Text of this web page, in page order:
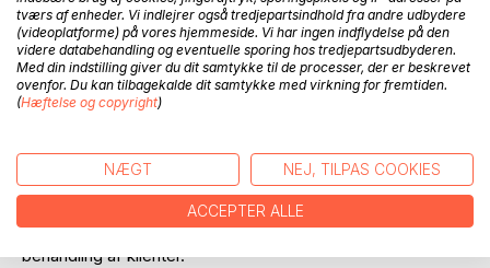
anbefalet daglig tilførelse er forældet. I stedet burde vi
indtage næringsstoffer og antioxidanter i større doser, der
kaldes optimale daglige anbefalinger eller ODA.
Bogen henvender sig til dem, som har interesse i
alternative behandlere, der har brug for en opslagsbog med
over 100 behandlingsforslag til daglige ubalancer og
sygdomme. Der gives forslag til strategier og behandling,
som de kan bruge i klinikken og i forhold til deres holistiske
behandling af klienter.
tværs af enheder. Vi indlejrer også tredjepartsindhold fra andre udbydere
(videoplatforme) på vores hjemmeside. Vi har ingen indflydelse på den
videre databehandling og eventuelle sporing hos tredjepartsudbyderen.
Med din indstilling giver du dit samtykke til de processer, der er beskrevet
ovenfor. Du kan tilbagekalde dit samtykke med virkning for fremtiden.
(Hæftelse og copyright)
NÆGT NEJ, TILPAS COOKIES
ACCEPTER ALLE